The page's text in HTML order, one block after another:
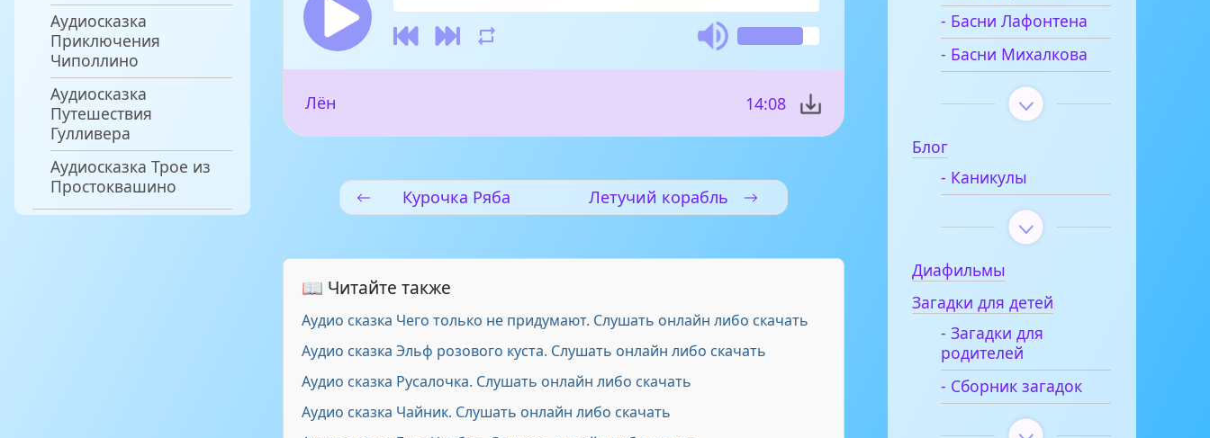
Аудиосказка
Приключения
Чиполлино
Аудиосказка
Путешествия
Гулливера
Аудиосказка Трое из
Простоквашино
Лён 14:08
Курочка Ряба Летучий корабль
📖 Читайте также
Аудио сказка Чего только не придумают. Слушать онлайн либо скачать
Аудио сказка Эльф розового куста. Слушать онлайн либо скачать
Аудио сказка Русалочка. Слушать онлайн либо скачать
Аудио сказка Чайник. Слушать онлайн либо скачать
- Басни Лафонтена
- Басни Михалкова
Блог
- Каникулы
Диафильмы
Загадки для детей
- Загадки для
родителей
- Сборник загадок